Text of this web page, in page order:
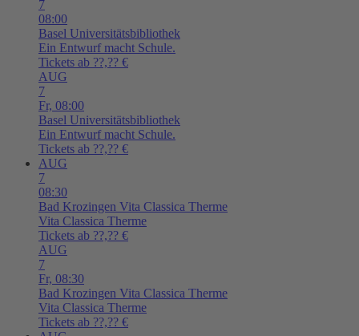
7
08:00
Basel Universitätsbibliothek
Ein Entwurf macht Schule.
Tickets ab ??,?? €
AUG
7
Fr, 08:00
Basel Universitätsbibliothek
Ein Entwurf macht Schule.
Tickets ab ??,?? €
AUG
7
08:30
Bad Krozingen Vita Classica Therme
Vita Classica Therme
Tickets ab ??,?? €
AUG
7
Fr, 08:30
Bad Krozingen Vita Classica Therme
Vita Classica Therme
Tickets ab ??,?? €